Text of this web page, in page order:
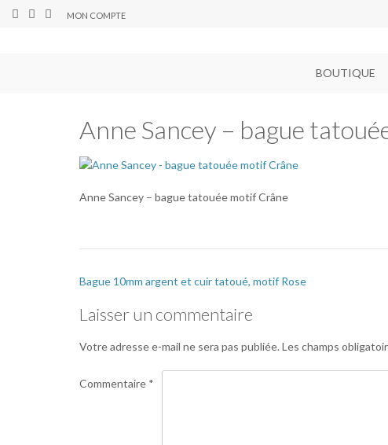
MON COMPTE
BOUTIQUE
Anne Sancey – bague
Anne Sancey – bague tatouée motif Crâne
Bague 10mm argent et cuir tatoué, motif Rose
Laisser un commentaire
Votre adresse e-mail ne sera pas publiée. Les champs
Commentaire *